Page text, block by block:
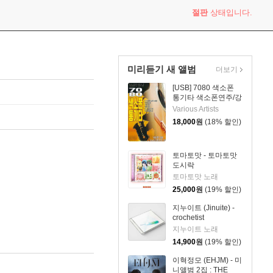
절판상태입니다.
미리듣기 새 앨범
[USB] 7080 색소폰
통기타 색소폰연주/강
승용
Various Artists
18,000원 (18% 할인)
토마토맛 - 토마토맛
도시락
토마토맛 노래
25,000원 (19% 할인)
지누이트 (Jinuite) -
crochetist
지누이트 노래
14,900원 (19% 할인)
이혁정모 (EHJM) - 미
니앨범 2집 : THE
더보기